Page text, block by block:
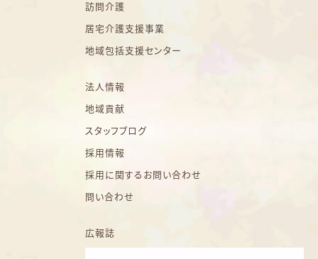
訪問介護
居宅介護支援事業
地域包括支援センター
法人情報
地域貢献
スタッフブログ
採用情報
採用に関するお問い合わせ
問い合わせ
広報誌